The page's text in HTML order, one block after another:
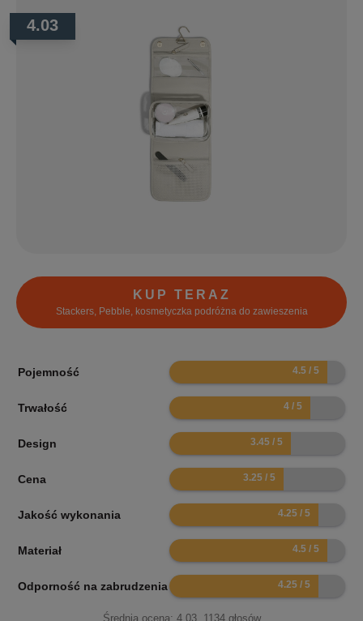
4.03
KUP TERAZ
Stackers, Pebble, kosmetyczka podróżna do zawieszenia
Pojemność 9
Trwałość 8
Design 6.9
Cena 6.5
Jakość wykonania 8.5
Materiał 9
Odporność na zabrudzenia 8.5
Średnia ocena: 4.03, 1134głosów